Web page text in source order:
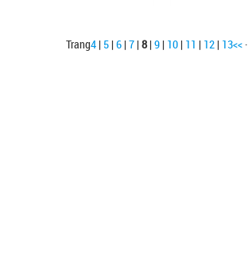
Trang4| 5| 6| 7| 8| 9| 10| 11 | 12| 13<<·